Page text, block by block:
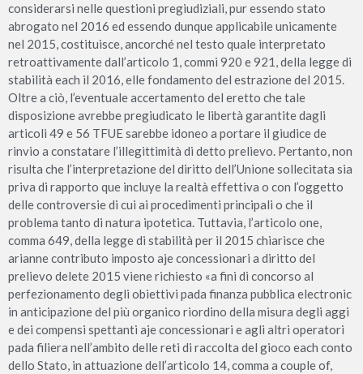
considerarsi nelle questioni pregiudiziali, pur essendo stato
abrogato nel 2016 ed essendo dunque applicabile unicamente
nel 2015, costituisce, ancorché nel testo quale interpretato
retroattivamente dall’articolo 1, commi 920 e 921, della legge di
stabilità each il 2016, elle fondamento del estrazione del 2015.
Oltre a ciò, l’eventuale accertamento del eretto che tale
disposizione avrebbe pregiudicato le libertà garantite dagli
articoli 49 e 56 TFUE sarebbe idoneo a portare il giudice de
rinvio a constatare l’illegittimità di detto prelievo. Pertanto, non
risulta che l’interpretazione del diritto dell’Unione sollecitata sia
priva di rapporto que incluye la realtà effettiva o con l’oggetto
delle controversie di cui ai procedimenti principali o che il
problema tanto di natura ipotetica. Tuttavia, l’articolo one,
comma 649, della legge di stabilità per il 2015 chiarisce che
arianne contributo imposto aje concessionari a diritto del
prelievo delete 2015 viene richiesto «a fini di concorso al
perfezionamento degli obiettivi pada finanza pubblica electronic
in anticipazione del più organico riordino della misura degli aggi
e dei compensi spettanti aje concessionari e agli altri operatori
pada filiera nell’ambito delle reti di raccolta del gioco each conto
dello Stato, in attuazione dell’articolo 14, comma a couple of,